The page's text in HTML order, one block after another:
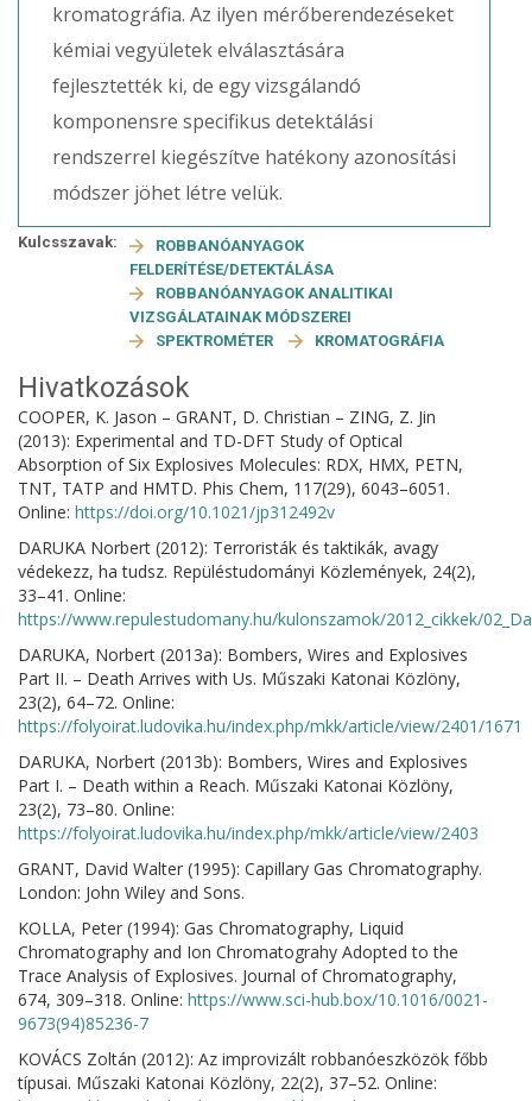
kromatográfia. Az ilyen mérőberendezéseket
kémiai vegyületek elválasztására
fejlesztették ki, de egy vizsgálandó
komponensre specifikus detektálási
rendszerrel kiegészítve hatékony azonosítási
módszer jöhet létre velük.
Kulcsszavak:
ROBBANÓANYAGOK
FELDERÍTÉSE/DETEKTÁLÁSA
ROBBANÓANYAGOK ANALITIKAI
VIZSGÁLATAINAK MÓDSZEREI
SPEKTROMÉTER
KROMATOGRÁFIA
Hivatkozások
COOPER, K. Jason – GRANT, D. Christian – ZING, Z. Jin
(2013): Experimental and TD-DFT Study of Optical
Absorption of Six Explosives Molecules: RDX, HMX, PETN,
TNT, TATP and HMTD. Phis Chem, 117(29), 6043–6051.
Online: https://doi.org/10.1021/jp312492v
DARUKA Norbert (2012): Terroristák és taktikák, avagy
védekezz, ha tudsz. Repüléstudományi Közlemények, 24(2),
33–41. Online:
https://www.repulestudomany.hu/kulonszamok/2012_cikkek/
DARUKA, Norbert (2013a): Bombers, Wires and Explosives
Part II. – Death Arrives with Us. Műszaki Katonai Közlöny,
23(2), 64–72. Online:
https://folyoirat.ludovika.hu/index.php/mkk/article/view/2401/1671
DARUKA, Norbert (2013b): Bombers, Wires and Explosives
Part I. – Death within a Reach. Műszaki Katonai Közlöny,
23(2), 73–80. Online:
https://folyoirat.ludovika.hu/index.php/mkk/article/view/2403
GRANT, David Walter (1995): Capillary Gas Chromatography.
London: John Wiley and Sons.
KOLLA, Peter (1994): Gas Chromatography, Liquid
Chromatography and Ion Chromatograhy Adopted to the
Trace Analysis of Explosives. Journal of Chromatography,
674, 309–318. Online: https://www.sci-hub.box/10.1016/0021-
9673(94)85236-7
KOVÁCS Zoltán (2012): Az improvizált robbanóeszközök főbb
típusai. Műszaki Katonai Közlöny, 22(2), 37–52. Online: